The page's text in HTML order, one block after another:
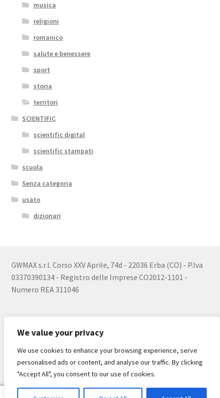
We value your privacy
We use cookies to enhance your browsing experience, serve
personalised ads or content, and analyse our traffic. By clicking
"Accept All", you consent to our use of cookies.
musica
religioni
romanico
salute e benessere
sport
storia
territori
SCIENTIFIC
scientific digital
scientific stampati
scuola
Senza categoria
usato
dizionari
GWMAX s.r.l. Corso XXV Aprile, 74d - 22036 Erba (CO) - P.Iva
03370390134 - Registro delle Imprese CO2012-1101 -
Numero REA 311046
© 2026
Realizzato con WooCommerce .